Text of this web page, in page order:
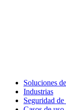
Soluciones
Industrias
Seguridad